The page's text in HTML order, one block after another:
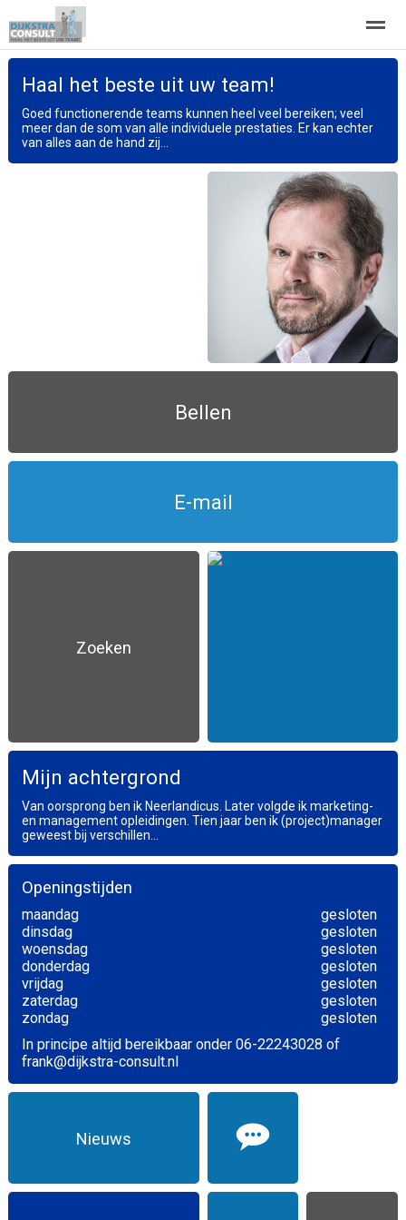
Haal het beste uit uw team! Mijn achtergrond
Home Zoeken
Haal het beste uit uw team!
Goed functionerende teams kunnen heel veel bereiken; veel
meer dan de som van alle individuele prestaties. Er kan echter
van alles aan de hand zij...
Bellen
E-mail
Zoeken
Mijn achtergrond
Van oorsprong ben ik Neerlandicus. Later volgde ik marketing-
en management opleidingen. Tien jaar ben ik (project)manager
geweest bij verschillen...
Openingstijden
maandag
gesloten
dinsdag
gesloten
woensdag
gesloten
donderdag
gesloten
vrijdag
gesloten
zaterdag
gesloten
zondag
gesloten
In principe altijd bereikbaar onder 06-22243028 of
frank@dijkstra-consult.nl
Nieuws